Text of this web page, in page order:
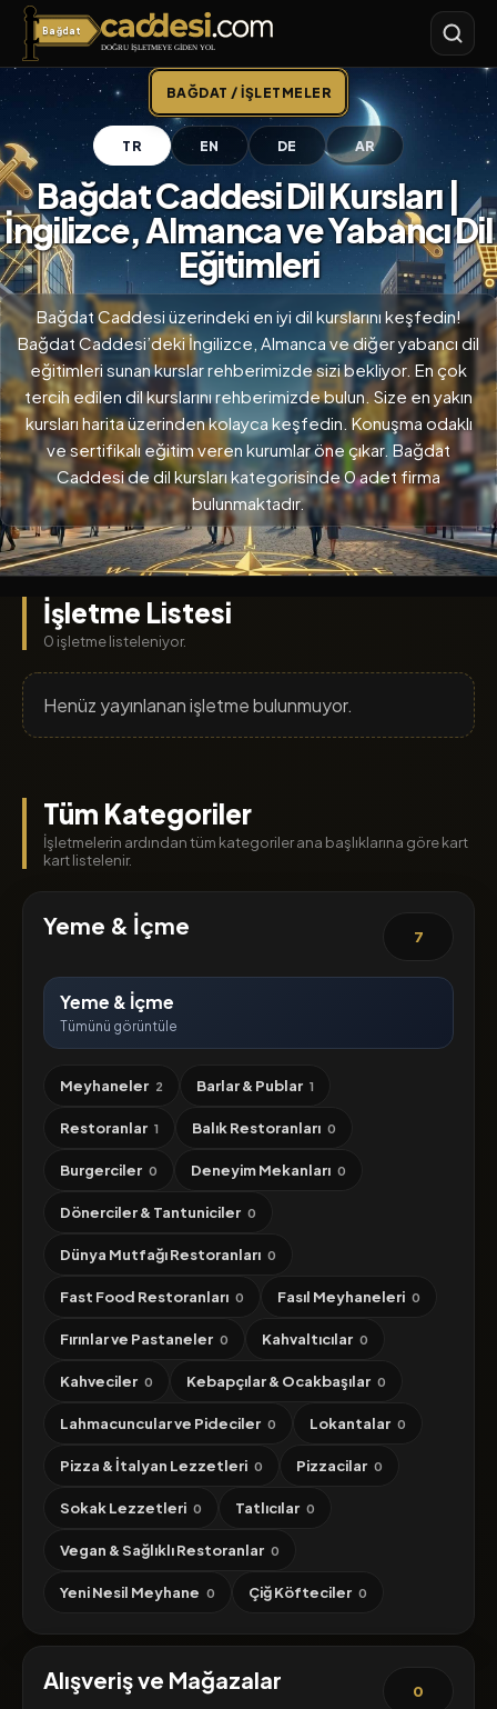
Bağdat
Bağdat Caddesi
BAĞDAT / İŞLETMELER
TR EN DE AR
Bağdat Caddesi Dil Kursları |
İngilizce, Almanca ve Yabancı Dil
Eğitimleri
Bağdat Caddesi üzerindeki en iyi dil kurslarını keşfedin!
Bağdat Caddesi’deki İngilizce, Almanca ve diğer yabancı dil
eğitimleri sunan kurslar rehberimizde sizi bekliyor. En çok
tercih edilen dil kurslarını rehberimizde bulun. Size en yakın
kursları harita üzerinden kolayca keşfedin. Konuşma odaklı
ve sertifikalı eğitim veren kurumlar öne çıkar. Bağdat
Caddesi de dil kursları kategorisinde 0 adet firma
bulunmaktadır.
İşletme Listesi
0 işletme listeleniyor.
Henüz yayınlanan işletme bulunmuyor.
Tüm Kategoriler
İşletmelerin ardından tüm kategoriler ana başlıklarına göre kart
kart listelenir.
Yeme & İçme 7
Yeme & İçme
Tümünü görüntüle
Meyhaneler 2 Barlar & Publar 1
Restoranlar 1 Balık Restoranları 0
Burgerciler 0 Deneyim Mekanları 0
Dönerciler & Tantuniciler 0
Dünya Mutfağı Restoranları 0
Fast Food Restoranları 0 Fasıl Meyhaneleri 0
Fırınlar ve Pastaneler 0 Kahvaltıcılar 0
Kahveciler 0 Kebapçılar & Ocakbaşılar 0
Lahmacuncular ve Pideciler 0 Lokantalar 0
Pizza & İtalyan Lezzetleri 0 Pizzacilar 0
Sokak Lezzetleri 0 Tatlıcılar 0
Vegan & Sağlıklı Restoranlar 0
Yeni Nesil Meyhane 0 Çiğ Köfteciler 0
Alışveriş ve Mağazalar 0